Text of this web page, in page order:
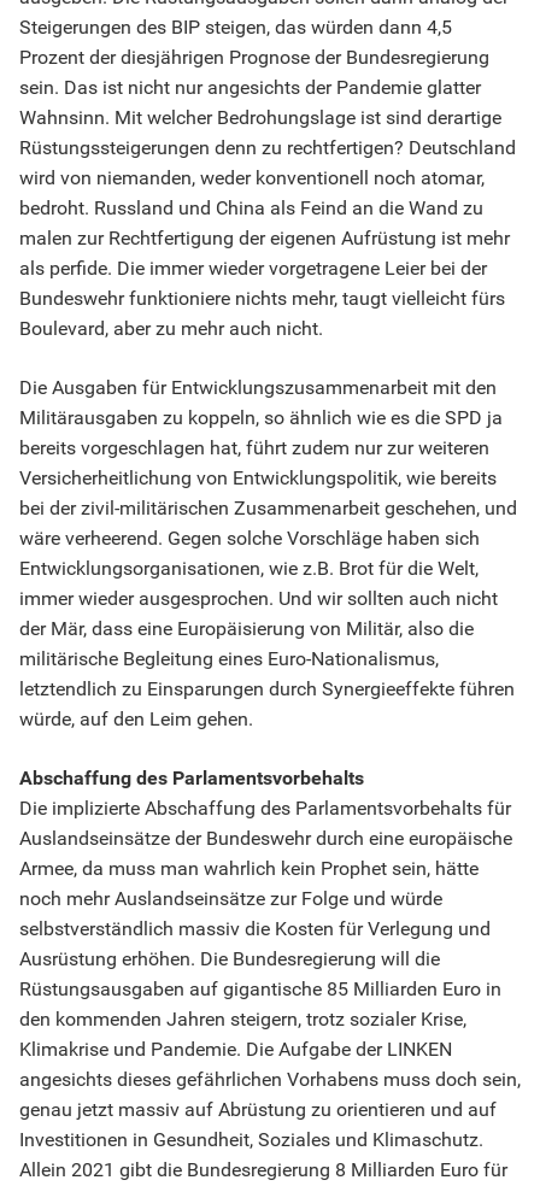
Steigerungen des BIP steigen, das würden dann 4,5
Prozent der diesjährigen Prognose der Bundesregierung
sein. Das ist nicht nur angesichts der Pandemie glatter
Wahnsinn. Mit welcher Bedrohungslage ist sind derartige
Rüstungssteigerungen denn zu rechtfertigen? Deutschland
wird von niemanden, weder konventionell noch atomar,
bedroht. Russland und China als Feind an die Wand zu
malen zur Rechtfertigung der eigenen Aufrüstung ist mehr
als perfide. Die immer wieder vorgetragene Leier bei der
Bundeswehr funktioniere nichts mehr, taugt vielleicht fürs
Boulevard, aber zu mehr auch nicht.
Die Ausgaben für Entwicklungszusammenarbeit mit den
Militärausgaben zu koppeln, so ähnlich wie es die SPD ja
bereits vorgeschlagen hat, führt zudem nur zur weiteren
Versicherheitlichung von Entwicklungspolitik, wie bereits
bei der zivil-militärischen Zusammenarbeit geschehen, und
wäre verheerend. Gegen solche Vorschläge haben sich
Entwicklungsorganisationen, wie z.B. Brot für die Welt,
immer wieder ausgesprochen. Und wir sollten auch nicht
der Mär, dass eine Europäisierung von Militär, also die
militärische Begleitung eines Euro-Nationalismus,
letztendlich zu Einsparungen durch Synergieeffekte führen
würde, auf den Leim gehen.
Abschaffung des Parlamentsvorbehalts
Die implizierte Abschaffung des Parlamentsvorbehalts für
Auslandseinsätze der Bundeswehr durch eine europäische
Armee, da muss man wahrlich kein Prophet sein, hätte
noch mehr Auslandseinsätze zur Folge und würde
selbstverständlich massiv die Kosten für Verlegung und
Ausrüstung erhöhen. Die Bundesregierung will die
Rüstungsausgaben auf gigantische 85 Milliarden Euro in
den kommenden Jahren steigern, trotz sozialer Krise,
Klimakrise und Pandemie. Die Aufgabe der LINKEN
angesichts dieses gefährlichen Vorhabens muss doch sein,
genau jetzt massiv auf Abrüstung zu orientieren und auf
Investitionen in Gesundheit, Soziales und Klimaschutz.
Allein 2021 gibt die Bundesregierung 8 Milliarden Euro für